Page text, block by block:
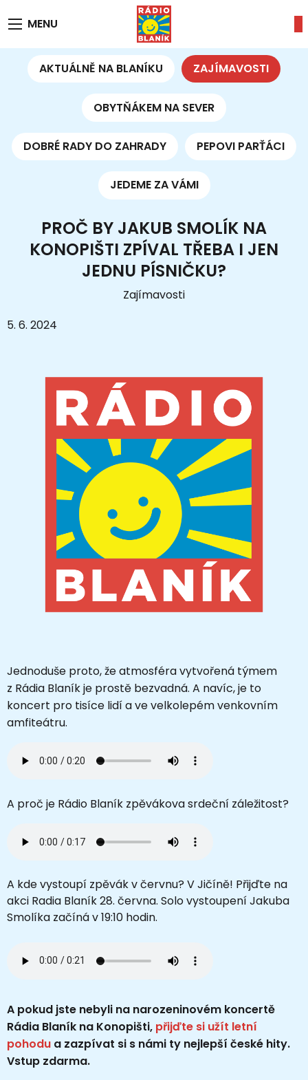
MENU
AKTUÁLNĚ NA BLANÍKU ZAJÍMAVOSTI
OBYTŇÁKEM NA SEVER
DOBRÉ RADY DO ZAHRADY PEPOVI PARŤÁCI
JEDEME ZA VÁMI
PROČ BY JAKUB SMOLÍK NA
KONOPIŠTI ZPÍVAL TŘEBA I JEN
JEDNU PÍSNIČKU?
Zajímavosti
5. 6. 2024
Jednoduše proto, že atmosféra vytvořená týmem
z Rádia Blaník je prostě bezvadná. A navíc, je to
koncert pro tisíce lidí a ve velkolepém venkovním
amfiteátru.
A proč je Rádio Blaník zpěvákova srdeční záležitost?
A kde vystoupí zpěvák v červnu? V Jičíně! Přijďte na
akci Radia Blaník 28. června. Solo vystoupení Jakuba
Smolíka začíná v 19:10 hodin.
A pokud jste nebyli na narozeninovém koncertě
Rádia Blaník na Konopišti, přijďte si užít letní
pohodu a zazpívat si s námi ty nejlepší české hity.
Vstup zdarma.